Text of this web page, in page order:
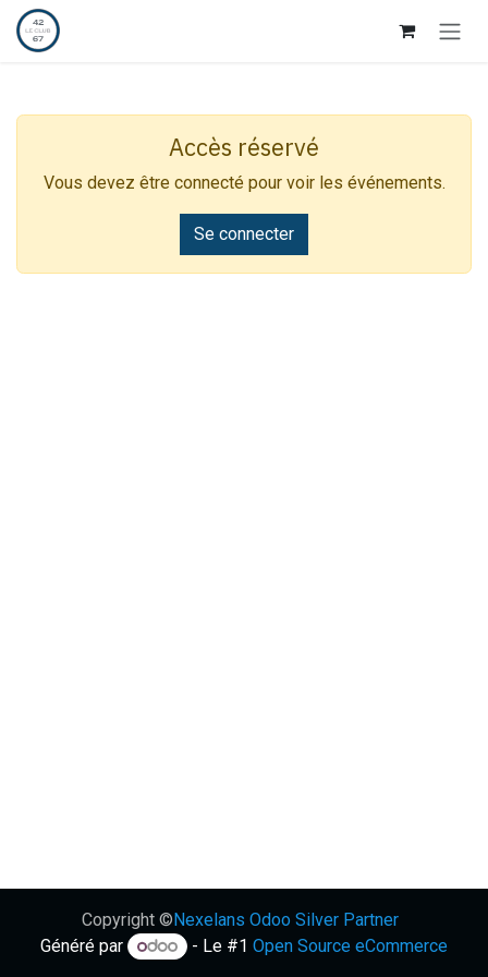
Se rendre au contenu
Accès réservé
Vous devez être connecté pour voir les événements.
Se connecter
Copyright ©Nexelans Odoo Silver Partner
Généré par
- Le #1 Open Source eCommerce